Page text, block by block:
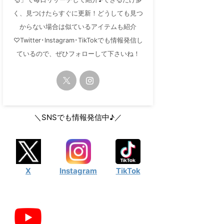
く、見つけたらすぐに更新！どうしても見つ
からない場合は似ているアイテムも紹介
♡Twitter･Instagram･TikTokでも情報発信し
ているので、ぜひフォローして下さいね！
＼SNSでも情報発信中♪／
X Instagram TikTok